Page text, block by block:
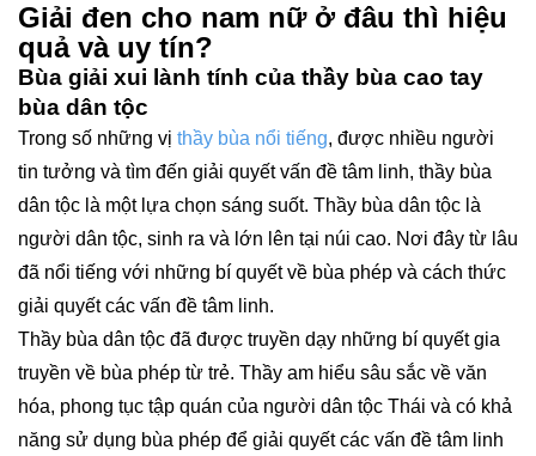
Giải đen cho nam nữ ở đâu thì hiệu
quả và uy tín?
Bùa giải xui lành tính của thầy bùa cao tay
bùa dân tộc
Trong số những vị thầy bùa nổi tiếng, được nhiều người
tin tưởng và tìm đến giải quyết vấn đề tâm linh, thầy bùa
dân tộc là một lựa chọn sáng suốt. Thầy bùa dân tộc là
người dân tộc, sinh ra và lớn lên tại núi cao. Nơi đây từ lâu
đã nổi tiếng với những bí quyết về bùa phép và cách thức
giải quyết các vấn đề tâm linh.
Thầy bùa dân tộc đã được truyền dạy những bí quyết gia
truyền về bùa phép từ trẻ. Thầy am hiểu sâu sắc về văn
hóa, phong tục tập quán của người dân tộc Thái và có khả
năng sử dụng bùa phép để giải quyết các vấn đề tâm linh